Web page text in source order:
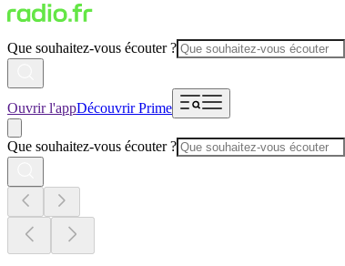
Que souhaitez-vous écouter ?
Ouvrir l'appDécouvrir Prime
Que souhaitez-vous écouter ?